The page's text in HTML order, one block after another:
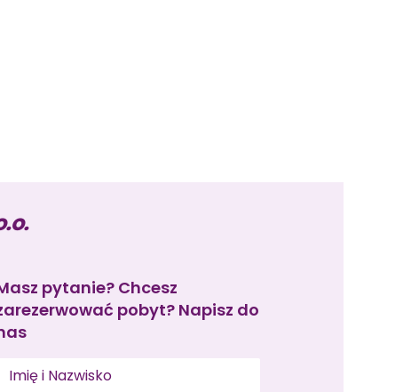
pytanie? Chcesz
pobyt? Napisz do